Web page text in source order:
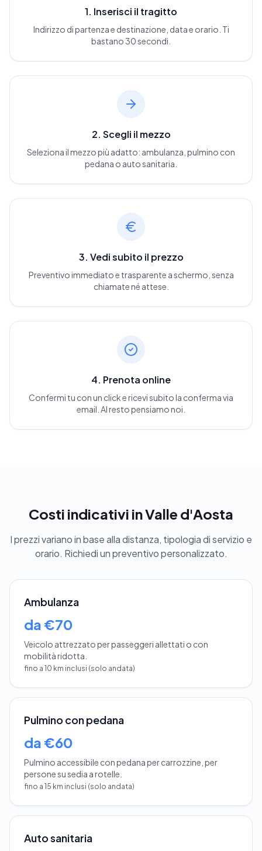
1. Inserisci il tragitto
Indirizzo di partenza e destinazione, data e orario. Ti
bastano 30 secondi.
2. Scegli il mezzo
Seleziona il mezzo più adatto: ambulanza, pulmino con
pedana o auto sanitaria.
3. Vedi subito il prezzo
Preventivo immediato e trasparente a schermo, senza
chiamate né attese.
4. Prenota online
Confermi tu con un click e ricevi subito la conferma via
email. Al resto pensiamo noi.
Costi indicativi in Valle d'Aosta
I prezzi variano in base alla distanza, tipologia di servizio e
orario. Richiedi un preventivo personalizzato.
Ambulanza
da €70
Veicolo attrezzato per passeggeri allettati o con
mobilità ridotta.
fino a 10 km inclusi (solo andata)
Pulmino con pedana
da €60
Pulmino accessibile con pedana per carrozzine, per
persone su sedia a rotelle.
fino a 15 km inclusi (solo andata)
Auto sanitaria